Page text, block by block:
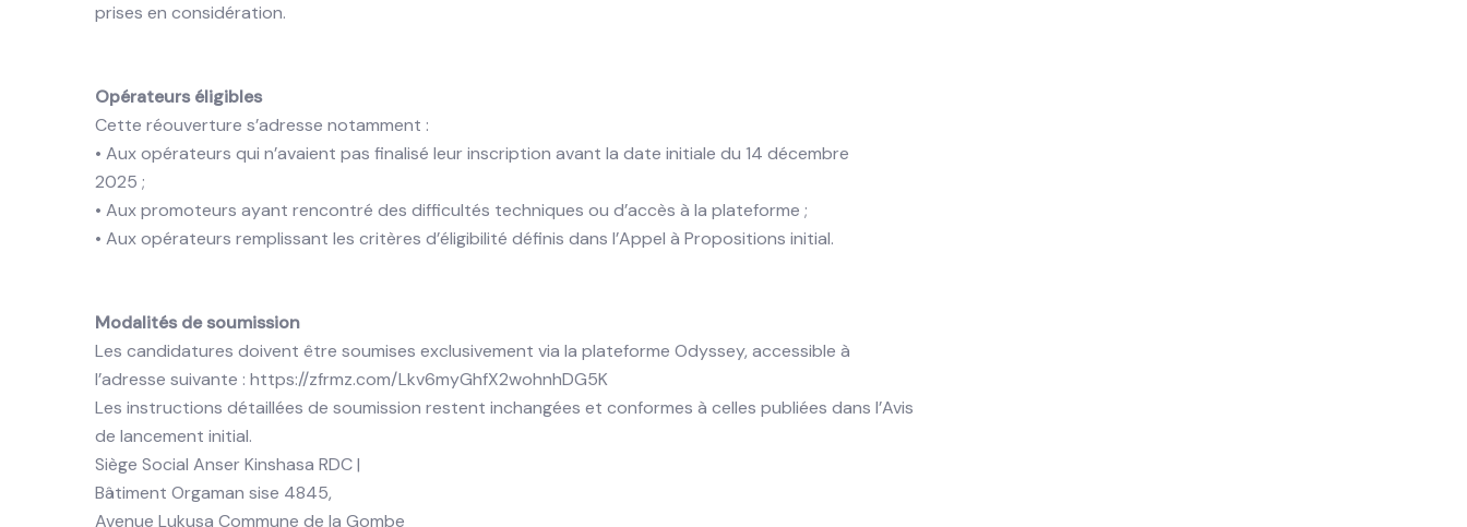
prises en considération.
Opérateurs éligibles
Cette réouverture s’adresse notamment :
• Aux opérateurs qui n’avaient pas finalisé leur inscription avant la date initiale du 14 décembre
2025 ;
• Aux promoteurs ayant rencontré des difficultés techniques ou d’accès à la plateforme ;
• Aux opérateurs remplissant les critères d’éligibilité définis dans l’Appel à Propositions initial.
Modalités de soumission
Les candidatures doivent être soumises exclusivement via la plateforme Odyssey, accessible à
l’adresse suivante : https://zfrmz.com/Lkv6myGhfX2wohnhDG5K
Les instructions détaillées de soumission restent inchangées et conformes à celles publiées dans l’Avis
de lancement initial.
Siège Social Anser Kinshasa RDC |
Bâtiment Orgaman sise 4845,
Avenue Lukusa Commune de la Gombe